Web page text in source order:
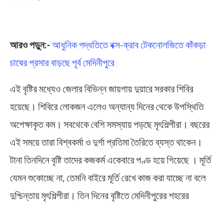
আরও পড়ুন:- আধুনিক পদ্ধতিতে বক্স-ক্রাব টেকনোলজিতে কাঁকড়া
চাষের প্রসার বাড়ছে পূর্ব মেদিনীপুরে
এই বৃষ্টির মধ্যেও জেলার বিভিন্ন জায়গায় দুয়ারে সরকার শিবির
হয়েছে। শিবিরে লোকজন এলেও অন্যান্য দিনের থেকে উপস্থিতি
অপেক্ষাকৃত কম। সবথেকে বেশি সমস্যায় পড়ছে মৃৎশিল্পীরা। বছরের
এই সময়ে তারা বিশ্বকর্মা ও দুর্গা প্রতিমা তৈরিতে ব্যস্ত থাকেন।
টানা তিনদিনে বৃষ্টি তাদের কজকর্ম একেবারে পণ্ড হয়ে গিয়েছে । মূর্তি
যেমন শুকোচ্ছে না, তেমনি বাইরে মূর্তি রেখে কাজ করা যাচ্ছে না বলে
দুশ্চিন্তায় মৃৎশিল্পীরা। তিন দিনের বৃষ্টিতে মেদিনীপুরের শহরের